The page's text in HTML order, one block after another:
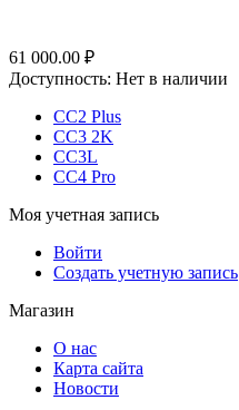
61 000.00 ₽
Доступность: Нет в наличии
CC2 Plus
CC3 2K
CC3L
CC4 Pro
Моя учетная запись
Войти
Создать учетную запись
Магазин
О нас
Карта сайта
Новости